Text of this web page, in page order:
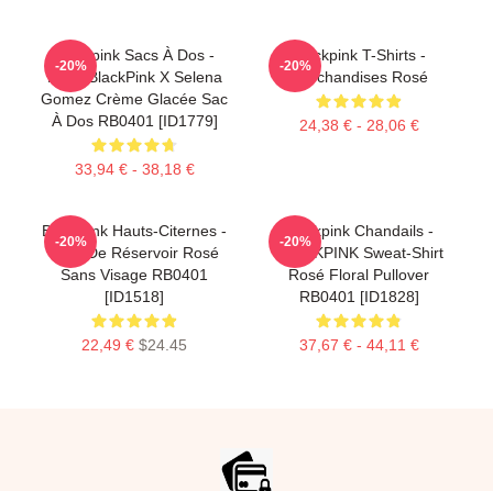
Blackpink Sacs À Dos -
Rose BlackPink X Selena
Gomez Crème Glacée Sac
À Dos RB0401 [ID1779]
33,94 € - 38,18 €
-20%
Blackpink T-Shirts -
Marchandises Rosé
24,38 € - 28,06 €
-20%
Blackpink Hauts-Citernes -
Haut De Réservoir Rosé
Sans Visage RB0401
[ID1518]
22,49 € $24.45
-20%
Blackpink Chandails -
BLACKPINK Sweat-Shirt
Rosé Floral Pullover
RB0401 [ID1828]
37,67 € - 44,11 €
-20%